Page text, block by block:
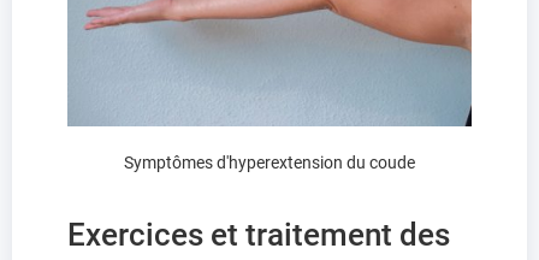
Symptômes d'hyperextension du coude
Exercices et traitement des